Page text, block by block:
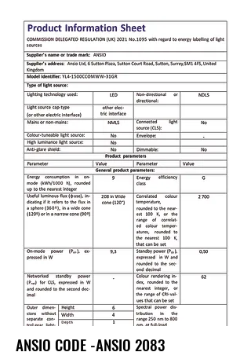
ANSIO CODE -ANSIO 2083